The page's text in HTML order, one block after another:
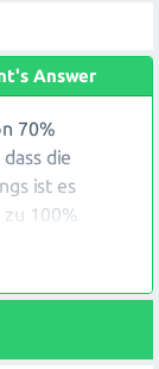
Answer
70%
die
ist es
100%
Hinweis
könnte. Es ist
etwas falsch